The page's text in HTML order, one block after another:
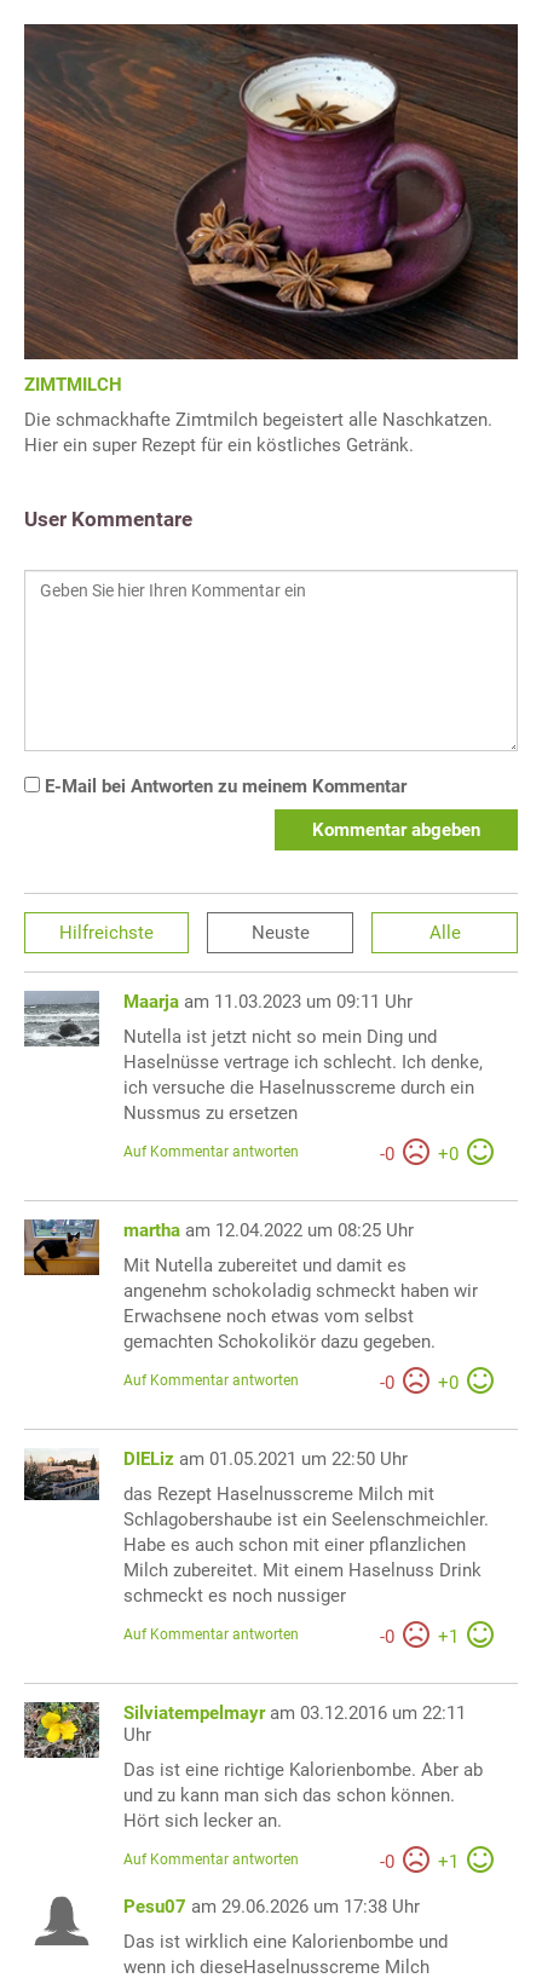
ZIMTMILCH
Die schmackhafte Zimtmilch begeistert alle Naschkatzen.
Hier ein super Rezept für ein köstliches Getränk.
User Kommentare
E-Mail bei Antworten zu meinem Kommentar
Kommentar abgeben
Hilfreichste Neuste Alle
Maarja am 11.03.2023 um 09:11 Uhr
Nutella ist jetzt nicht so mein Ding und
Haselnüsse vertrage ich schlecht. Ich denke,
ich versuche die Haselnusscreme durch ein
Nussmus zu ersetzen
-0 +0
Auf Kommentar antworten
martha am 12.04.2022 um 08:25 Uhr
Mit Nutella zubereitet und damit es
angenehm schokoladig schmeckt haben wir
Erwachsene noch etwas vom selbst
gemachten Schokolikör dazu gegeben.
-0 +0
Auf Kommentar antworten
DIELiz am 01.05.2021 um 22:50 Uhr
das Rezept Haselnusscreme Milch mit
Schlagobershaube ist ein Seelenschmeichler.
Habe es auch schon mit einer pflanzlichen
Milch zubereitet. Mit einem Haselnuss Drink
schmeckt es noch nussiger
-0 +1
Auf Kommentar antworten
Silviatempelmayr am 03.12.2016 um 22:11
Uhr
Das ist eine richtige Kalorienbombe. Aber ab
und zu kann man sich das schon können.
Hört sich lecker an.
-0 +1
Auf Kommentar antworten
Pesu07 am 29.06.2026 um 17:38 Uhr
Das ist wirklich eine Kalorienbombe und
wenn ich dieseHaselnusscreme Milch